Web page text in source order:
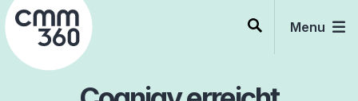
Skip
to
content
Menu